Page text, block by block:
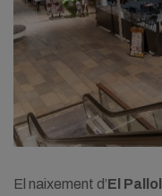
El naixement d’El Pallol